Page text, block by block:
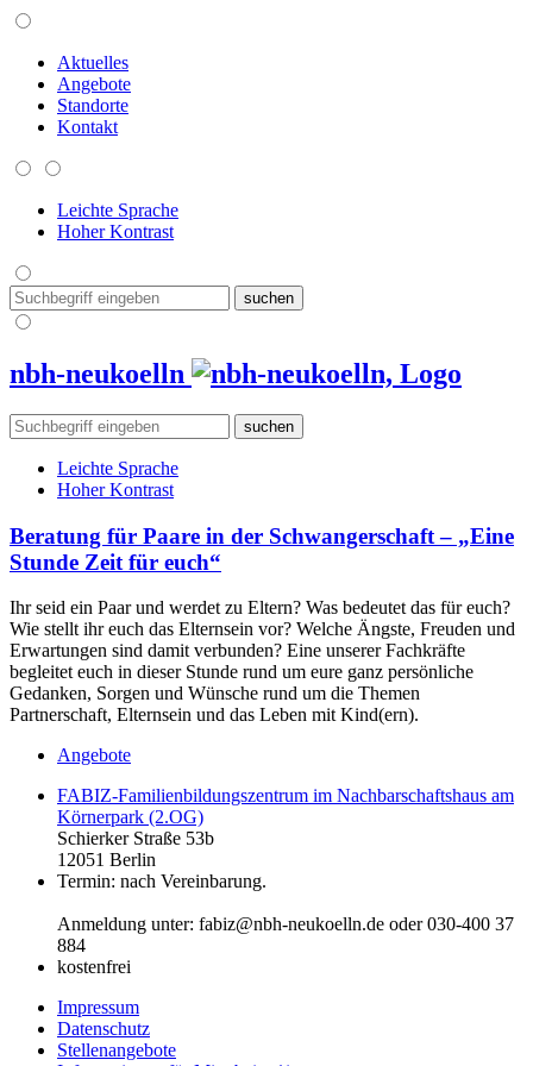
Aktuelles
Angebote
Standorte
Kontakt
Leichte Sprache
Hoher Kontrast
nbh-neukoelln
Leichte Sprache
Hoher Kontrast
Beratung für Paare in der Schwangerschaft – „Eine
Stunde Zeit für euch“
Ihr seid ein Paar und werdet zu Eltern? Was bedeutet das für euch?
Wie stellt ihr euch das Elternsein vor? Welche Ängste, Freuden und
Erwartungen sind damit verbunden? Eine unserer Fachkräfte
begleitet euch in dieser Stunde rund um eure ganz persönliche
Gedanken, Sorgen und Wünsche rund um die Themen
Partnerschaft, Elternsein und das Leben mit Kind(ern).
Angebote
FABIZ-Familienbildungszentrum im Nachbarschaftshaus am
Körnerpark (2.OG)
Schierker Straße 53b
12051 Berlin
Termin: nach Vereinbarung.
Anmeldung unter: fabiz@nbh-neukoelln.de oder 030-400 37
884
kostenfrei
Impressum
Datenschutz
Stellenangebote